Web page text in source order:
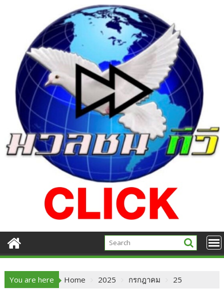
You are here Home 2025 กรกฎาคม 25